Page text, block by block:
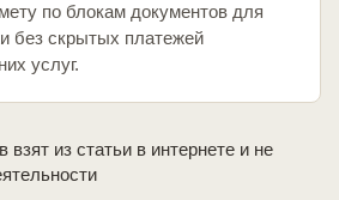
по блокам документов для
без скрытых платежей
услуг.
взят из статьи в интернете и не